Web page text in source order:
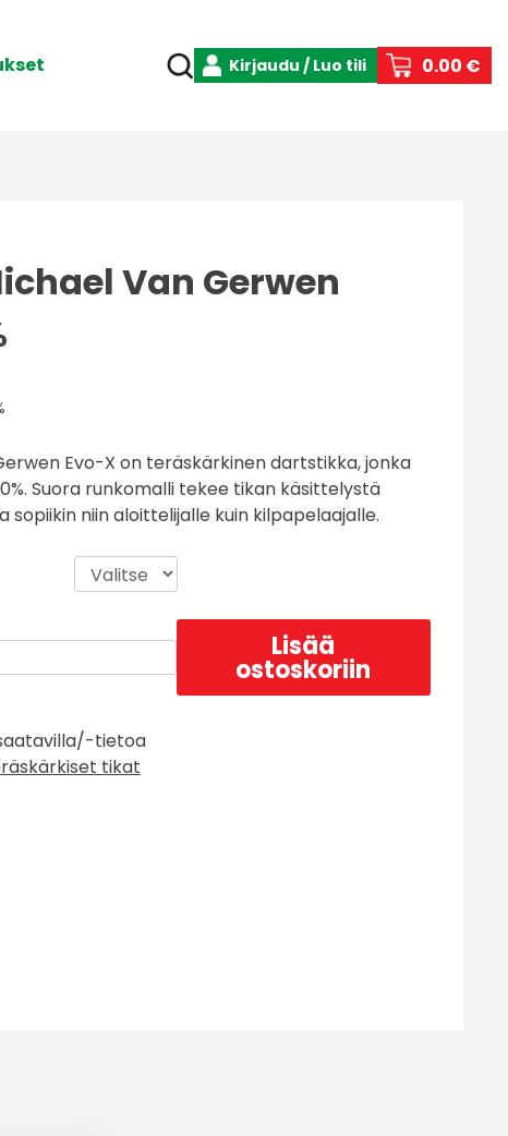
Kirjaudu / Luo tili 0.00 €
Van Gerwen
Evo-X on teräskärkinen dartstikka, jonka
Suora runkomalli tekee tikan käsittelystä
sopiikin niin aloittelijalle kuin kilpapelaajalle.
Lisää
ostoskoriin
tietoa
tikat